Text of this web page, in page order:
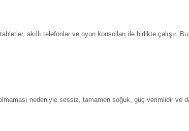
akıllı telefonlar ve oyun konsolları ile birlikte çalışır.
nedeniyle sessiz, tamamen soğuk, güç verimlidir ve